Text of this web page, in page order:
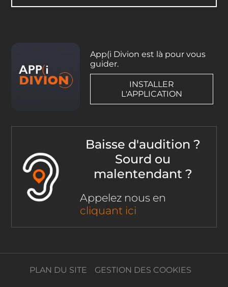
App(i Divion est là pour vous
guider.
INSTALLER
L'APPLICATION
Baisse d'audition ?
Sourd ou
malentendant ?
Appelez nous en
cliquant ici
PLAN DU SITE GESTION DES COOKIES